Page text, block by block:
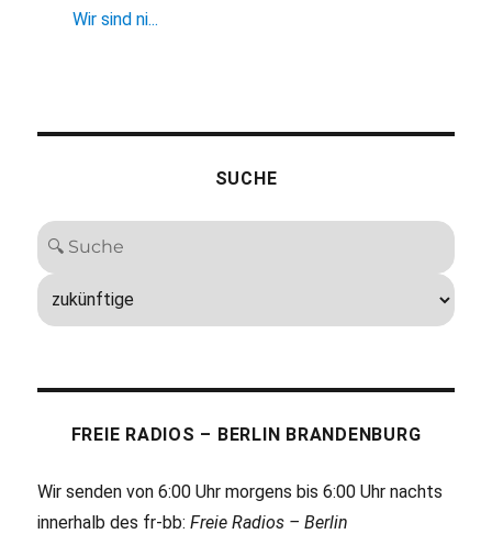
Wir sind ni...
SUCHE
FREIE RADIOS – BERLIN BRANDENBURG
Wir senden von 6:00 Uhr morgens bis 6:00 Uhr nachts
innerhalb des fr-bb:Freie Radios – Berlin